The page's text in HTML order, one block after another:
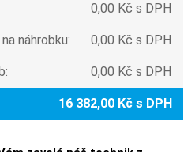
0,00 Kč s DPH
náhrobku: 0,00 Kč s DPH
0,00 Kč s DPH
16 382,00 Kč s DPH